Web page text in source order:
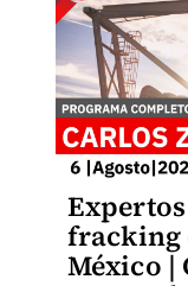
fracking
México |